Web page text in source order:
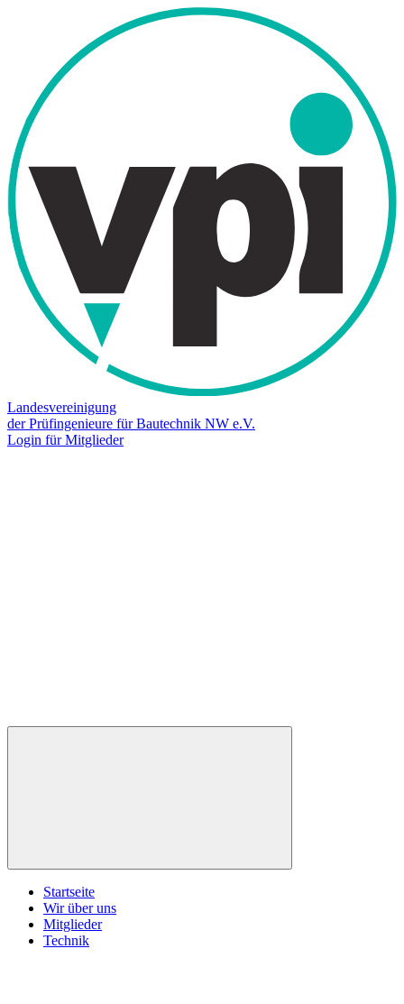
Landesvereinigung
der Prüfingenieure für Bautechnik NW e.V.
Login für Mitglieder
Startseite
Wir über uns
Mitglieder
Technik